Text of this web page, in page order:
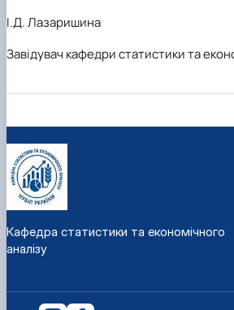
І.Д. Лазаришина
Завідувач кафедри статистики та
Кафедра статистики та економічного
аналізу